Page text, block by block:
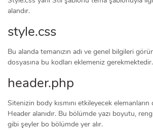
alandır.
style.css
Bu alanda temanızın adı ve genel bilgileri
dosyasına bu kodları eklemeniz gerekmektedir.
header.php
Sitenizin body kısmını etkileyecek
Header alanıdır. Bu bölümde yazı boyutu,
gibi şeyler bo bölümde yer alır.